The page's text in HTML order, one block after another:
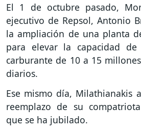
El 1 de octubre pasado,
ejecutivo de Repsol, Antonio
la ampliación de una planta
para elevar la capacidad de
carburante de 10 a 15
diarios.
Ese mismo día, Milathianakis
reemplazo de su
que se ha jubilado.